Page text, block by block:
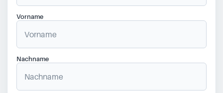
Vorname
Nachname